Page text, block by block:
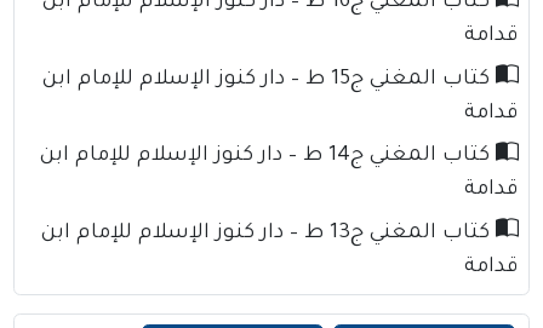
قدامة
كتاب المغني ج15 ط – دار كنوز الإسلام للإمام ابن
قدامة
كتاب المغني ج14 ط – دار كنوز الإسلام للإمام ابن
قدامة
كتاب المغني ج13 ط – دار كنوز الإسلام للإمام ابن
قدامة